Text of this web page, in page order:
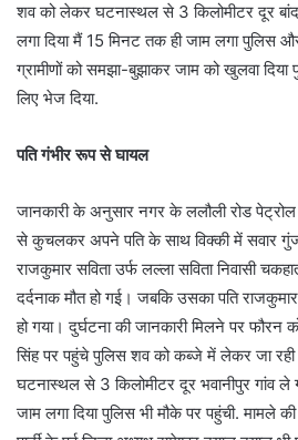
शव को लेकर घटनास्थल से 3 किलोमीटर दूर
लगा दिया मैं 15 मिनट तक ही जाम लगा पुलिस
ग्रामीणों को समझा-बुझाकर जाम को खुलवा दिया
लिए भेज दिया.
पति गंभीर रूप से घायल
जानकारी के अनुसार नगर के ललौली रोड
से कुचलकर अपने पति के साथ विक्की में सवार गुंजा
राजकुमार सविता उर्फ लल्ला सविता निवासी
दर्दनाक मौत हो गई। जबकि उसका पति
हो गया। दुर्घटना की जानकारी मिलने पर फौरन
सिंह पर पहुंचे पुलिस शव को कब्जे में लेकर जा
घटनास्थल से 3 किलोमीटर दूर भवानीपुर गांव ले
जाम लगा दिया पुलिस भी मौके पर पहुंची. मामले